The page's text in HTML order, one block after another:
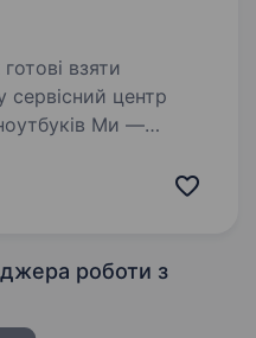
взяти
Ми —
і ноутбуків.
роботи з